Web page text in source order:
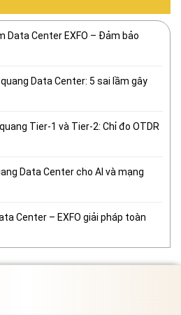
Data Center EXFO – Đảm bảo
Data Center: 5 sai lầm gây
Tier-1 và Tier-2: Chỉ đo OTDR
Data Center cho AI và mạng
Center – EXFO giải pháp toàn